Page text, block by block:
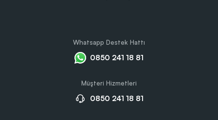
Whatsapp Destek Hattı
0850 241 18 81
Müşteri Hizmetleri
0850 241 18 81